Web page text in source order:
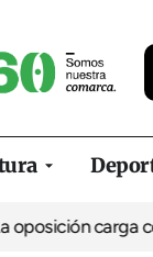
carga contra